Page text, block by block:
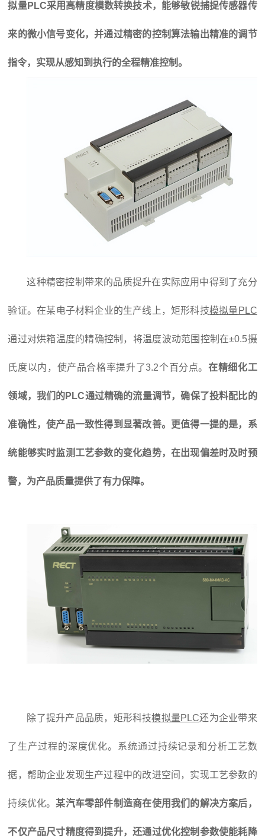
拟量PLC采用高精度模数转换技术，能够敏锐捕捉传感器传
来的微小信号变化，并通过精密的控制算法输出精准的调节
指令，实现从感知到执行的全程精准控制。
这种精密控制带来的品质提升在实际应用中得到了充分
验证。在某电子材料企业的生产线上，矩形科技模拟量PLC
通过对烘箱温度的精确控制，将温度波动范围控制在±0.5摄
氏度以内，使产品合格率提升了3.2个百分点。在精细化工
领域，我们的PLC通过精确的流量调节，确保了投料配比的
准确性，使产品一致性得到显著改善。更值得一提的是，系
统能够实时监测工艺参数的变化趋势，在出现偏差时及时预
警，为产品质量提供了有力保障。
除了提升产品品质，矩形科技模拟量PLC还为企业带来
了生产过程的深度优化。系统通过持续记录和分析工艺数
据，帮助企业发现生产过程中的改进空间，实现工艺参数的
持续优化。 某汽车零部件制造商在使用我们的解决方案后，
不仅产品尺寸精度得到提升，还通过优化控制参数使能耗降